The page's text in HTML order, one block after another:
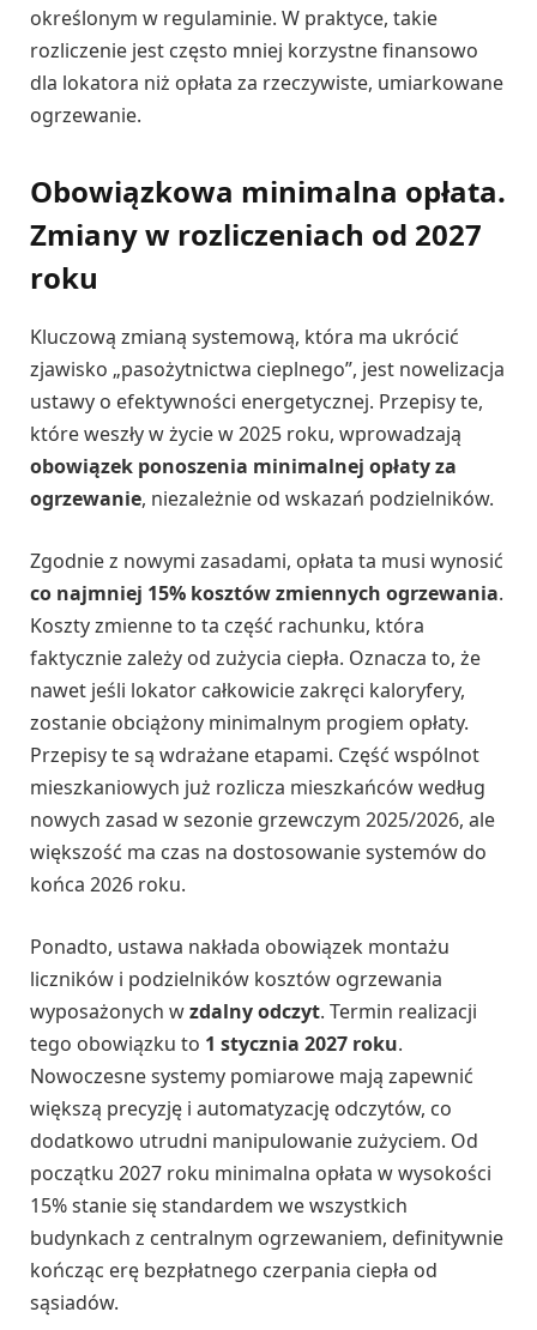
określonym w regulaminie. W praktyce, takie
rozliczenie jest często mniej korzystne finansowo
dla lokatora niż opłata za rzeczywiste, umiarkowane
ogrzewanie.
Obowiązkowa minimalna opłata.
Zmiany w rozliczeniach od 2027
roku
Kluczową zmianą systemową, która ma ukrócić
zjawisko „pasożytnictwa cieplnego”, jest nowelizacja
ustawy o efektywności energetycznej. Przepisy te,
które weszły w życie w 2025 roku, wprowadzają
obowiązek ponoszenia minimalnej opłaty za
ogrzewanie, niezależnie od wskazań podzielników.
Zgodnie z nowymi zasadami, opłata ta musi wynosić
co najmniej 15% kosztów zmiennych ogrzewania.
Koszty zmienne to ta część rachunku, która
faktycznie zależy od zużycia ciepła. Oznacza to, że
nawet jeśli lokator całkowicie zakręci kaloryfery,
zostanie obciążony minimalnym progiem opłaty.
Przepisy te są wdrażane etapami. Część wspólnot
mieszkaniowych już rozlicza mieszkańców według
nowych zasad w sezonie grzewczym 2025/2026, ale
większość ma czas na dostosowanie systemów do
końca 2026 roku.
Ponadto, ustawa nakłada obowiązek montażu
liczników i podzielników kosztów ogrzewania
wyposażonych wzdalny odczyt. Termin realizacji
tego obowiązku to 1 stycznia 2027 roku.
Nowoczesne systemy pomiarowe mają zapewnić
większą precyzję i automatyzację odczytów, co
dodatkowo utrudni manipulowanie zużyciem. Od
początku 2027 roku minimalna opłata w wysokości
15% stanie się standardem we wszystkich
budynkach z centralnym ogrzewaniem, definitywnie
kończąc erę bezpłatnego czerpania ciepła od
sąsiadów.